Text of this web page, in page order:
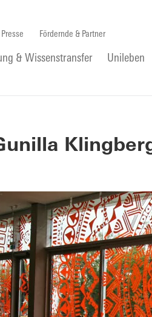
Presse Fördernde & Partner
& Wissenstransfer Unileben